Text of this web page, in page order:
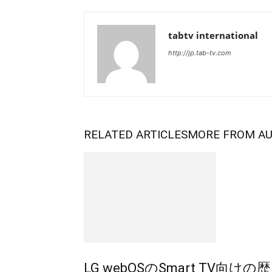
tabtv international
http://jp.tab-tv.com
RELATED ARTICLESMORE FROM
LG webOSのSmart TV向けの歴